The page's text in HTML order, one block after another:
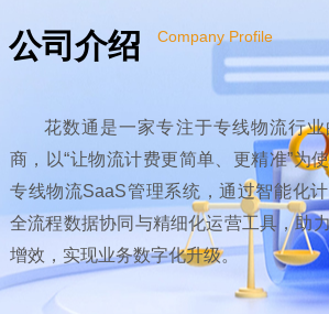
公司介绍 Company Profile
花数通是一家专注于专线物流行业
商，以“让物流计费更简单、更精准”为
专线物流SaaS管理系统，通过智能化
全流程数据协同与精细化运营工具，助
增效，实现业务数字化升级。